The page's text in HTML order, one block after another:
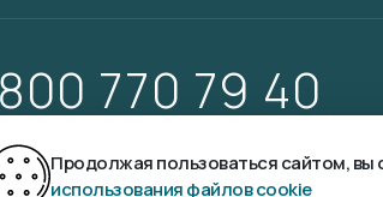
770 79 40
перезвонить?
Продолжая пользоваться сайтом, вы
использования файлов cookie